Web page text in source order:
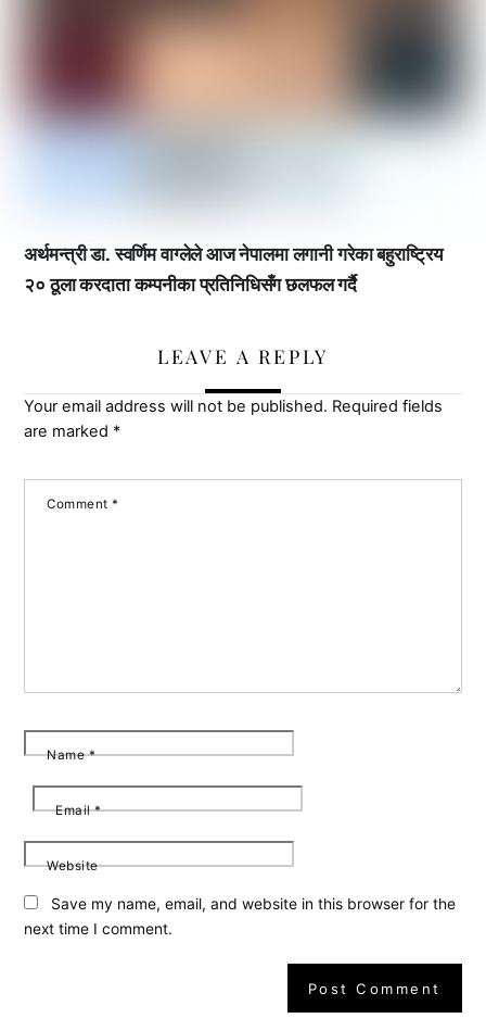
अर्थमन्त्री डा. स्वर्णिम वाग्लेले आज नेपालमा लगानी गरेका बहुराष्ट्रिय
२० ठूला करदाता कम्पनीका प्रतिनिधिसँग छलफल गर्दै
LEAVE A REPLY
Your email address will not be published. Required fields
are marked *
Comment*
Name*
Email*
Website
Save my name, email, and website in this browser for the
next time I comment.